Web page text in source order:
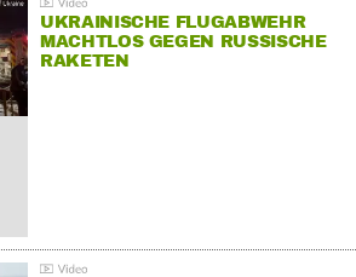
UKRAINISCHE FLUGABWEHR
MACHTLOS GEGEN RUSSISCHE
RAKETEN